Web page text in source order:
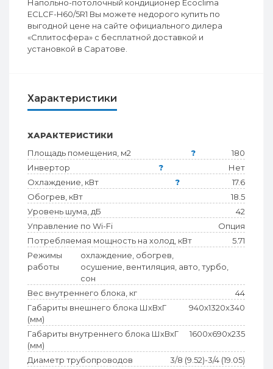
Напольно-потолочный кондиционер Ecoclima
ECLCF-H60/5R1 Вы можете недорого купить по
выгодной цене на сайте официального дилера
«Сплитосфера» с бесплатной доставкой и
установкой в Саратове.
Характеристики
ХАРАКТЕРИСТИКИ
Площадь помещения, м2
?
180
Инвертор
?
Нет
Охлаждение, кВт
?
17.6
Обогрев, кВт
18.5
Уровень шума, дБ
42
Управление по Wi-Fi
Опция
Потребляемая мощность на холод, кВт
5.71
Режимы
работы
охлаждение, обогрев,
осушение, вентиляция, авто, турбо,
сон
Вес внутреннего блока, кг
44
Габариты внешнего блока ШхВхГ
(мм)
940x1320x340
Габариты внутреннего блока ШхВхГ
(мм)
1600x690x235
Диаметр трубопроводов
3/8 (9.52)-3/4 (19.05)